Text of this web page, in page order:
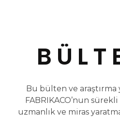
Bu bülten ve
FABRIKACO’nun
uzmanlık ve miras yaratma